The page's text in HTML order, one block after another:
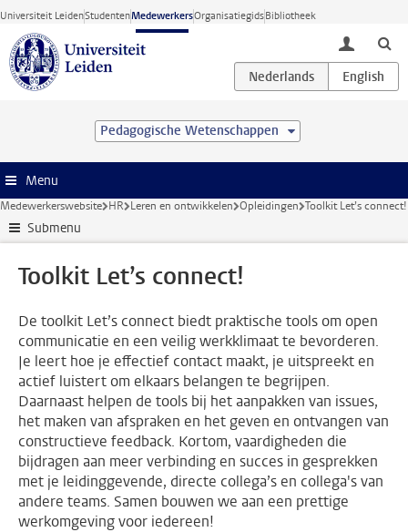
Ga direct naar de inhoud
Universiteit LeidenStudentenMedewerkersOrganisatiegidsBibliotheek
toggle
Pedagogische Wetenschappen
Menu
Medewerkerswebsite HR Leren en ontwikkelen Opleidingen Toolkit Let’s connect!
Submenu
Toolkit Let’s connect!
De toolkit Let’s connect biedt praktische tools om open
communicatie en een veilig werkklimaat te bevorderen.
Je leert hoe je effectief contact maakt, je uitspreekt en
actief luistert om elkaars belangen te begrijpen.
Daarnaast helpen de tools bij het aanpakken van issues,
het maken van afspraken en het geven en ontvangen van
constructieve feedback. Kortom, vaardigheden die
bijdragen aan meer verbinding en succes in gesprekken
met je leidinggevende, directe collega’s en collega's van
andere teams. Samen bouwen we aan een prettige
werkomgeving voor iedereen!